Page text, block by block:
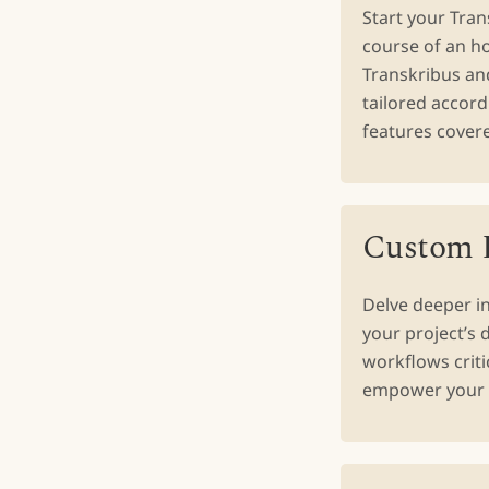
Start your
course of an
Transkribus
tailored
features
Custom
Delve deeper
your project’s
workflows
empower